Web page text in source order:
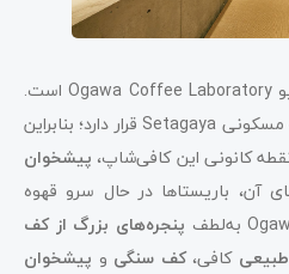
یکی دیگر از کافه های برتر توکیو Ogawa Coffee Laboratory است.
این قهوه‌خانه قدیمی، در منطقه مسکونی Setagaya قرار دارد؛ بنابراین
کانونی این کافی‌شاپ، پیشخوان
آن، باریستاها در حال سرو قهوه
پنجره‌های بزرگ از کف
کافی،کف سنگی و پیشخوان